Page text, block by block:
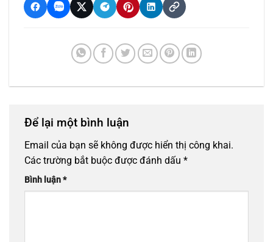
Để lại một bình luận
Email của bạn sẽ không được hiển thị công khai.
Các trường bắt buộc được đánh dấu *
Bình luận*